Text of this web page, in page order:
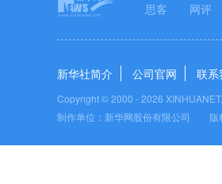
思客
网评
新华社简介 公司官网 联系
Copyright © 2000 -2026
制作单位：新华网股份有限公司 版